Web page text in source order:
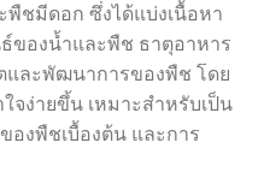
พืชมีดอก ซึ่งได้แบ่งเนื้อหา
ของน้ำและพืช ธาตุอาหาร
และพัฒนาการของพืช โดย
จง่ายขึ้น เหมาะสำหรับเป็น
องพืชเบื้องต้น และการ